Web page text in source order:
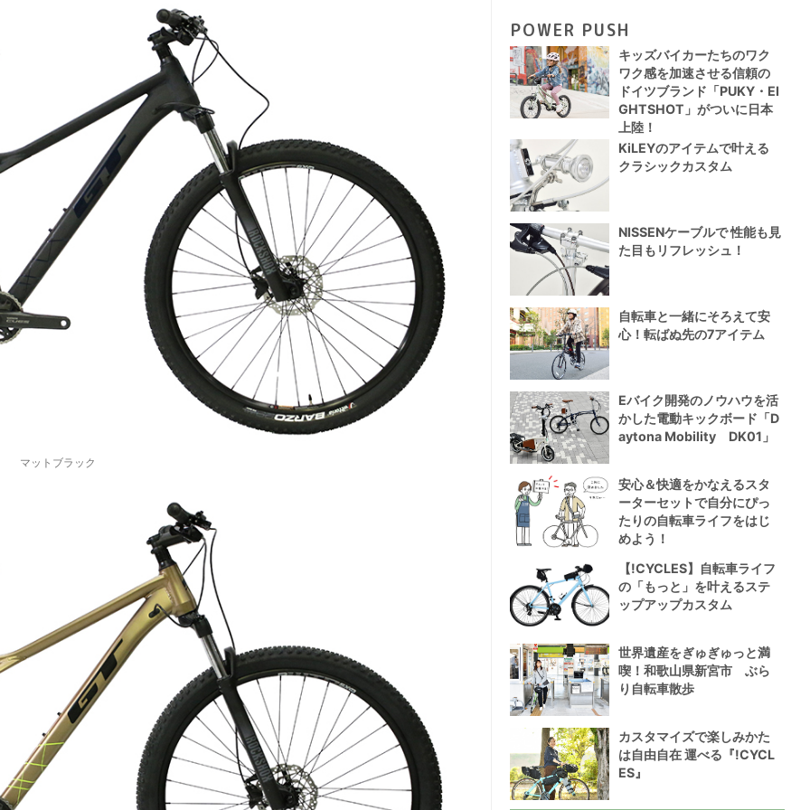
マットブラック
POWER PUSH
キッズバイカーたちのワク
ワク感を加速させる信頼の
ドイツブランド「PUKY・EI
GHTSHOT」がついに日本
上陸！
KiLEYのアイテムで叶える
クラシックカスタム
NISSENケーブルで 性能も見
た目もリフレッシュ！
自転車と一緒にそろえて安
心！転ばぬ先の7アイテム
Eバイク開発のノウハウを活
かした電動キックボード「D
aytona Mobility DK01」
安心＆快適をかなえるスタ
ーターセットで自分にぴっ
たりの自転車ライフをはじ
めよう！
【!CYCLES】自転車ライフ
の「もっと」を叶えるステ
ップアップカスタム
世界遺産をぎゅぎゅっと満
喫！和歌山県新宮市 ぶら
り自転車散歩
カスタマイズで楽しみかた
は自由自在 運べる『!CYCL
ES』